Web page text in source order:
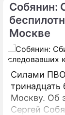
пожара.
Собянин:
Москве
Силами
тринадцать
Москву. Об
Сергей